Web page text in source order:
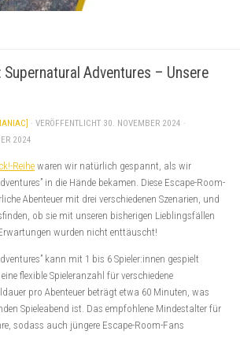
Supernatural Adventures – Unsere
· VERÖFFENTLICHT 30. NOVEMBER 2024 ·
2024
Reihe waren wir natürlich gespannt, als wir
in die Hände bekamen. Diese Escape-Room-
Abenteuer mit drei verschiedenen Szenarien, und
ob sie mit unseren bisherigen Lieblingsfällen
wurden nicht enttäuscht!
kann mit 1 bis 6 Spieler:innen gespielt
flexible Spieleranzahl für verschiedene
pro Abenteuer beträgt etwa 60 Minuten, was
Spieleabend ist. Das empfohlene Mindestalter für
sodass auch jüngere Escape-Room-Fans